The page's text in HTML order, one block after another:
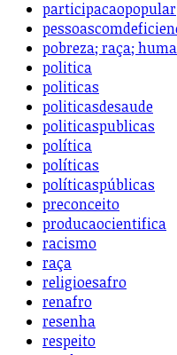
participacaopopular
pobreza; raça;
politica
politicas
politicasdesaude
politicaspublicas
política
políticas
políticaspúblicas
preconceito
producaocientifica
racismo
raça
religioesafro
renafro
resenha
respeito